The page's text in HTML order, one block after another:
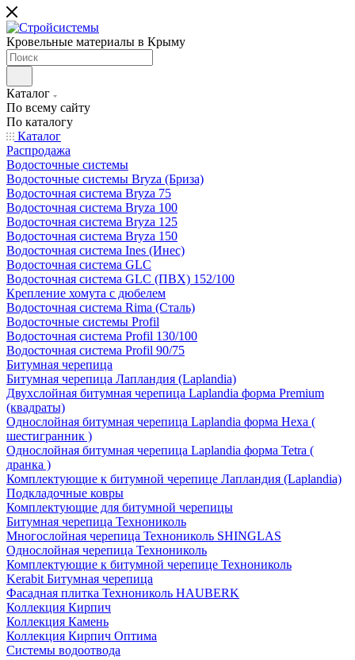
Кровельные материалы в Крыму
Каталог
По всему сайту
По каталогу
Каталог
Распродажа
Водосточные системы
Водосточные системы Bryza (Бриза)
Водосточная система Bryza 75
Водосточная система Bryza 100
Водосточная система Bryza 125
Водосточная система Bryza 150
Водосточная система Ines (Инес)
Водосточная система GLC
Водосточная система GLC (ПВХ) 152/100
Крепление хомута с дюбелем
Водосточная система Rima (Сталь)
Водосточные системы Profil
Водосточная система Profil 130/100
Водосточная система Profil 90/75
Битумная черепица
Битумная черепица Лапландия (Laplandia)
Двухслойная битумная черепица Laplandia форма Premium
(квадраты)
Однослойная битумная черепица Laplandia форма Hexa (
шестигранник )
Однослойная битумная черепица Laplandia форма Tetra (
дранка )
Комплектующие к битумной черепице Лапландия (Laplandia)
Подкладочные ковры
Комплектующие для битумной черепицы
Битумная черепица Технониколь
Многослойная черепица Технониколь SHINGLAS
Однослойная черепица Технониколь
Комплектующие к битумной черепице Технониколь
Kerabit Битумная черепица
Фасадная плитка Технониколь HAUBERK
Кол​лекция Кирпич
Кол​лекция Камень
Коллекция Кирпич Оптима
Системы водоотвода